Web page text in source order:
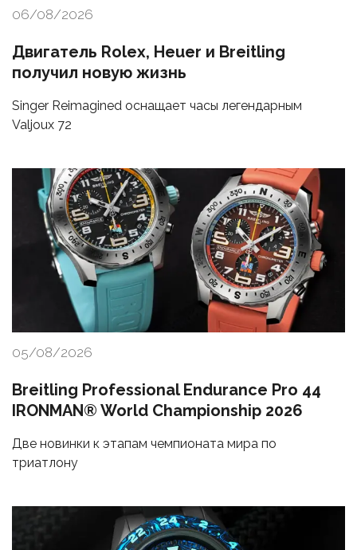
06/08/2026
Двигатель Rolex, Heuer и Breitling
получил новую жизнь
Singer Reimagined оснащает часы легендарным
Valjoux 72
05/08/2026
Breitling Professional Endurance Pro 44
IRONMAN® World Championship 2026
Две новинки к этапам чемпионата мира по
триатлону